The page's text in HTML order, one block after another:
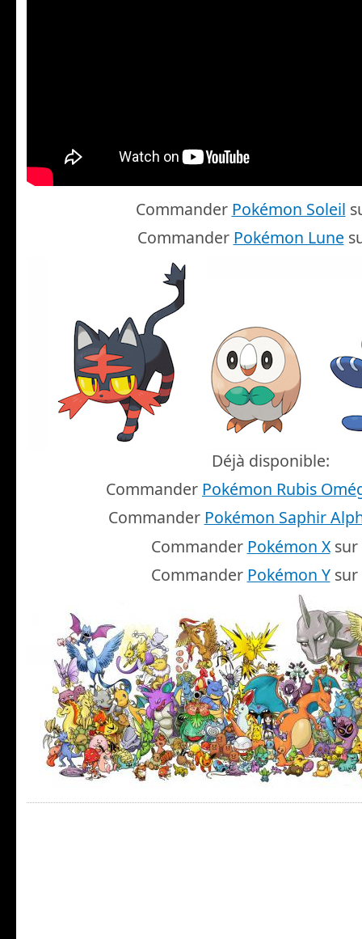
Commander Pokémon Soleil
Commander Pokémon Lune
Déjà disponible:
Commander Pokémon Rubis
Commander Pokémon Saphir
Commander Pokémon Xsur
Commander Pokémon Ysur